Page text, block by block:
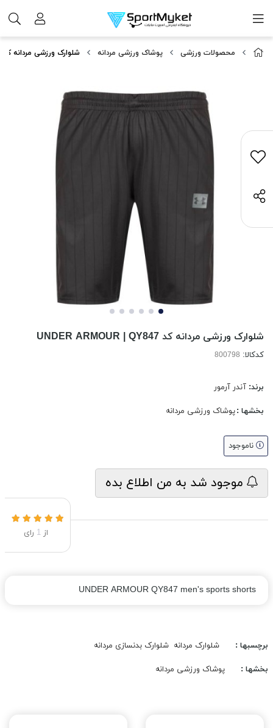
محصولات ورزشی پوشاک ورزشی مردانه شلوارک ورزشی مردانه کد UNDER ARMOUR | QY847
شلوارک ورزشی مردانه کد UNDER ARMOUR | QY847
کدکالا:
برند: آندر آرمور
بخشها :پوشاک ورزشی مردانه
ناموجود
موجود شد به من اطلاع بده
از 1 رای
UNDER ARMOUR QY847 men's sports shorts
برچسبها : شلوارک مردانه شلوارک بدنسازی مردانه
بخشها : پوشاک ورزشی مردانه